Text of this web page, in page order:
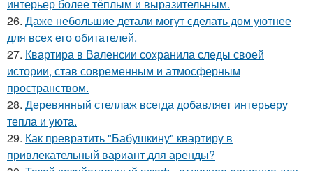
интерьер более тёплым и выразительным.
26. Даже небольшие детали могут сделать дом уютнее
для всех его обитателей.
27. Квартира в Валенсии сохранила следы своей
истории, став современным и атмосферным
пространством.
28. Деревянный стеллаж всегда добавляет интерьеру
тепла и уюта.
29. Как превратить "Бабушкину" квартиру в
привлекательный вариант для аренды?